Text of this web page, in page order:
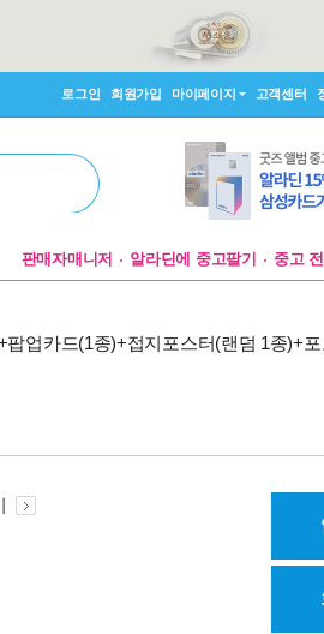
로그인 회원가입 마이페이지 고객센터
판매자매니저 알라딘에 중고팔기 중고
팝업카드(1종)+접지포스터(랜덤 1종)+